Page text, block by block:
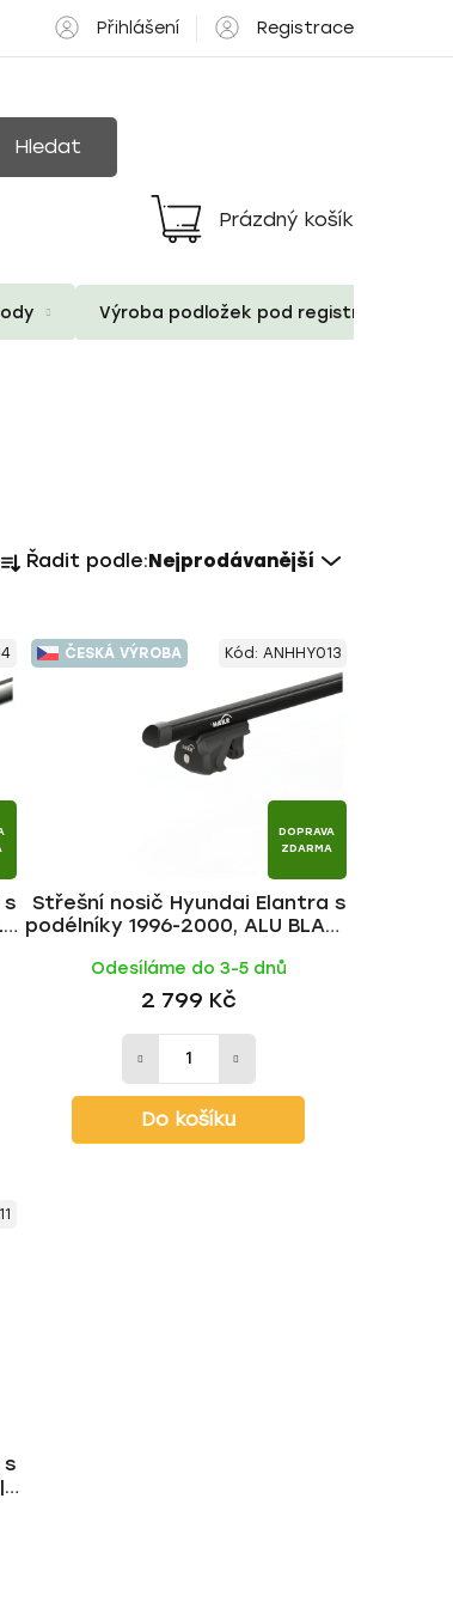
Přihlášení Registrace
Hledat
Nákupní
košík
Prázdný košík
Výroba podložek pod registrační
a
n
í
o
d
u
k
t
Řadit podle:Nejprodávanější
s
ČESKÁ VÝROBA
DOPRAVA
ZDARMA
Střešní nosič Hyundai Elantra s
podélníky 1996-2000, ALU BLACK
Odesíláme do 3-5 dnů
2 799 Kč
Do košíku
Kód: ANHHY013
s